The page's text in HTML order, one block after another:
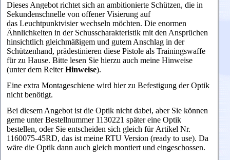
Dieses Angebot richtet sich an ambitionierte Schützen, die in
Sekundenschnelle von offener Visierung auf
das Leuchtpunktvisier wechseln möchten. Die enormen
Ähnlichkeiten in der Schusscharakteristik mit den Ansprüchen
hinsichtlich gleichmäßigem und gutem Anschlag in der
Schützenhand, prädestinieren diese Pistole als Trainingswaffe
für zu Hause. Bitte lesen Sie hierzu auch meine Hinweise
(unter dem ReiterHinweise).
Eine extra Montageschiene wird hier zu Befestigung der Optik
nicht benötigt.
Bei diesem Angebot ist die Optik nicht dabei, aber Sie können
gerne unter Bestellnummer 1130221 später eine Optik
bestellen, oder Sie entscheiden sich gleich für Artikel Nr.
1160075-45RD, das ist meine RTU Version (ready to use). Da
wäre die Optik dann auch gleich montiert und eingeschossen.